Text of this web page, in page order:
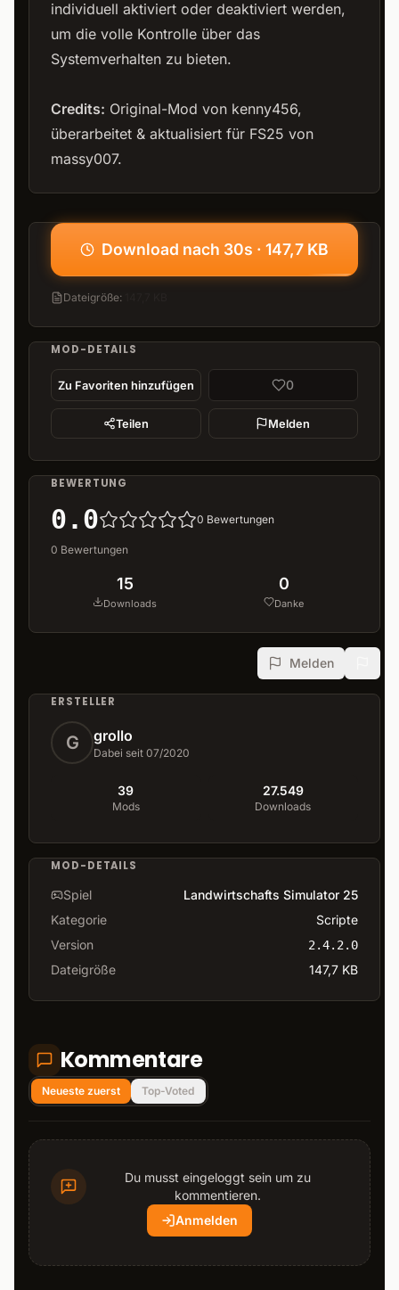
individuell aktiviert oder deaktiviert werden,
um die volle Kontrolle über das
Systemverhalten zu bieten.
Credits: Original-Mod von kenny456,
überarbeitet & aktualisiert für FS25 von
massy007.
Download nach 30s · 147,7 KB
Dateigröße:
MOD-DETAILS
Zu Favoriten hinzufügen 0
Teilen Melden
BEWERTUNG
0.0 0 Bewertungen
0 Bewertungen
15
Downloads
0
Danke
Melden
ERSTELLER
G grollo
Dabei seit 07/2020
39
Mods
27.549
Downloads
MOD-DETAILS
Spiel
Landwirtschafts Simulator 25
Kategorie
Scripte
Version
2.4.2.0
Dateigröße 147,7 KB
Kommentare
Neueste zuerst Top-Voted
Du musst eingeloggt sein um zu
kommentieren.
Anmelden